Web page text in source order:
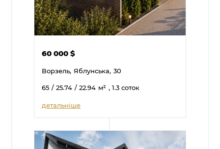
60 000$
Ворзель, Яблунська, 30
65 / 25.74 / 22.94 м² , 1.3 соток
детальніше